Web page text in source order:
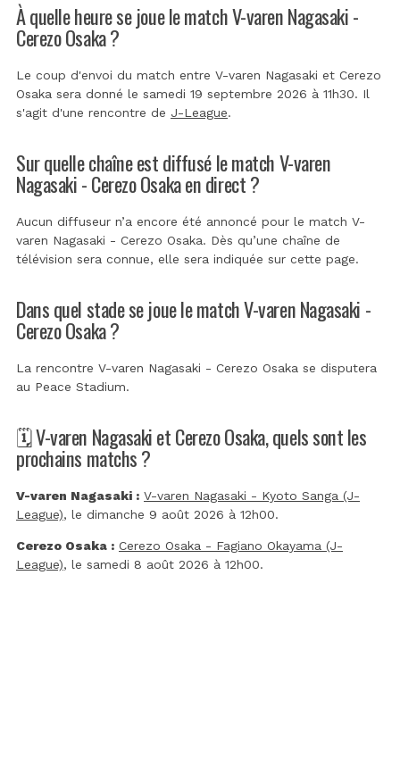
À quelle heure se joue le match V-varen Nagasaki -
Cerezo Osaka ?
Le coup d'envoi du match entre V-varen Nagasaki et Cerezo
Osaka sera donné le samedi 19 septembre 2026 à 11h30. Il
s'agit d'une rencontre de J-League.
Sur quelle chaîne est diffusé le match V-varen
Nagasaki - Cerezo Osaka en direct ?
Aucun diffuseur n’a encore été annoncé pour le match V-
varen Nagasaki - Cerezo Osaka. Dès qu’une chaîne de
télévision sera connue, elle sera indiquée sur cette page.
Dans quel stade se joue le match V-varen Nagasaki -
Cerezo Osaka ?
La rencontre V-varen Nagasaki - Cerezo Osaka se disputera
au Peace Stadium.
🗓️ V-varen Nagasaki et Cerezo Osaka, quels sont les
prochains matchs ?
V-varen Nagasaki : V-varen Nagasaki - Kyoto Sanga (J-
League), le dimanche 9 août 2026 à 12h00.
Cerezo Osaka : Cerezo Osaka - Fagiano Okayama (J-
League), le samedi 8 août 2026 à 12h00.